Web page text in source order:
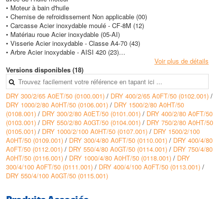
• Moteur à bain d'huile
• Chemise de refroidissement Non applicable (00)
• Carcasse Acier inoxydable moulé - CF-8M (12)
• Matériau roue Acier inoxydable (05-AI)
• Visserie Acier inoxydable - Classe A4-70 (43)
• Arbre Acier inoxydable - AISI 420 (23)
• Kit garnitures mécaniques standard Deux garnitures mécaniques en
carbure de silicium (SiC) et une garniture mécanique en oxyde
d’aluminium-carbone (AL)
• Matériau système dilacérateur Non applicable (99-NA)
Caractéristiques techniques
• Hauteur max (HMT) : 22 m
• Débit max : 263 m3/h
Voir plus de détails
Versions disponibles (18)
DRY 300/2/65 A0ET/50 (0100.001) / DRY 400/2/65 A0FT/50 (0102.001) /
DRY 1000/2/80 A0HT/50 (0106.001) / DRY 1500/2/80 A0HT/50
(0108.001) / DRY 300/2/80 A0ET/50 (0101.001) / DRY 400/2/80 A0FT/50
(0103.001) / DRY 550/2/80 A0GT/50 (0104.001) / DRY 750/2/80 A0HT/50
(0105.001) / DRY 1000/2/100 A0HT/50 (0107.001) / DRY 1500/2/100
A0HT/50 (0109.001) / DRY 300/4/80 A0FT/50 (0110.001) / DRY 400/4/80
A0FT/50 (0112.001) / DRY 550/4/80 A0GT/50 (0114.001) / DRY 750/4/80
A0HT/50 (0116.001) / DRY 1000/4/80 A0HT/50 (0118.001) / DRY
300/4/100 A0FT/50 (0111.001) / DRY 400/4/100 A0FT/50 (0113.001) /
DRY 550/4/100 A0GT/50 (0115.001)